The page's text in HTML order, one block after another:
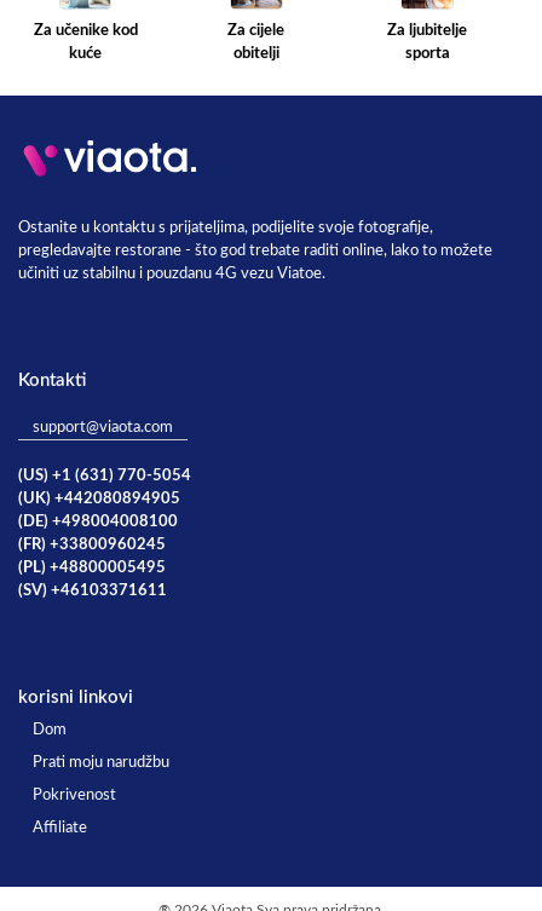
Za učenike kod
kuće
Za cijele
obitelji
Za ljubitelje
sporta
Ostanite u kontaktu s prijateljima, podijelite svoje fotografije,
pregledavajte restorane - što god trebate raditi online, lako to možete
učiniti uz stabilnu i pouzdanu 4G vezu Viatoe.
Kontakti
support@viaota.com
(US) +1 (631) 770-5054
(UK) +442080894905
(DE) +498004008100
(FR) +33800960245
(PL) +48800005495
(SV) +46103371611
korisni linkovi
Dom
Prati moju narudžbu
Pokrivenost
Affiliate